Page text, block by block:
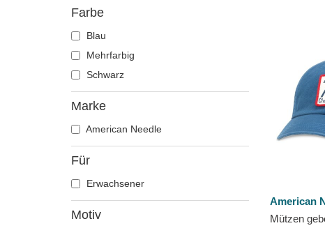
Farbe
Blau
Mehrfarbig
Schwarz
Marke
American Needle
Für
Erwachsener
Motiv
American
Mützen